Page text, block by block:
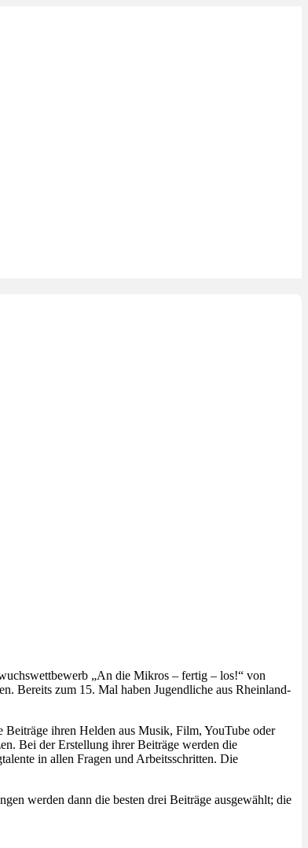
„An die Mikros – fertig – los!“ von
Bereits zum 15. Mal haben Jugendliche aus Rheinland-
Beiträge ihren Helden aus Musik, Film, YouTube oder
Bei der Erstellung ihrer Beiträge werden die
in allen Fragen und Arbeitsschritten. Die
werden dann die besten drei Beiträge ausgewählt; die